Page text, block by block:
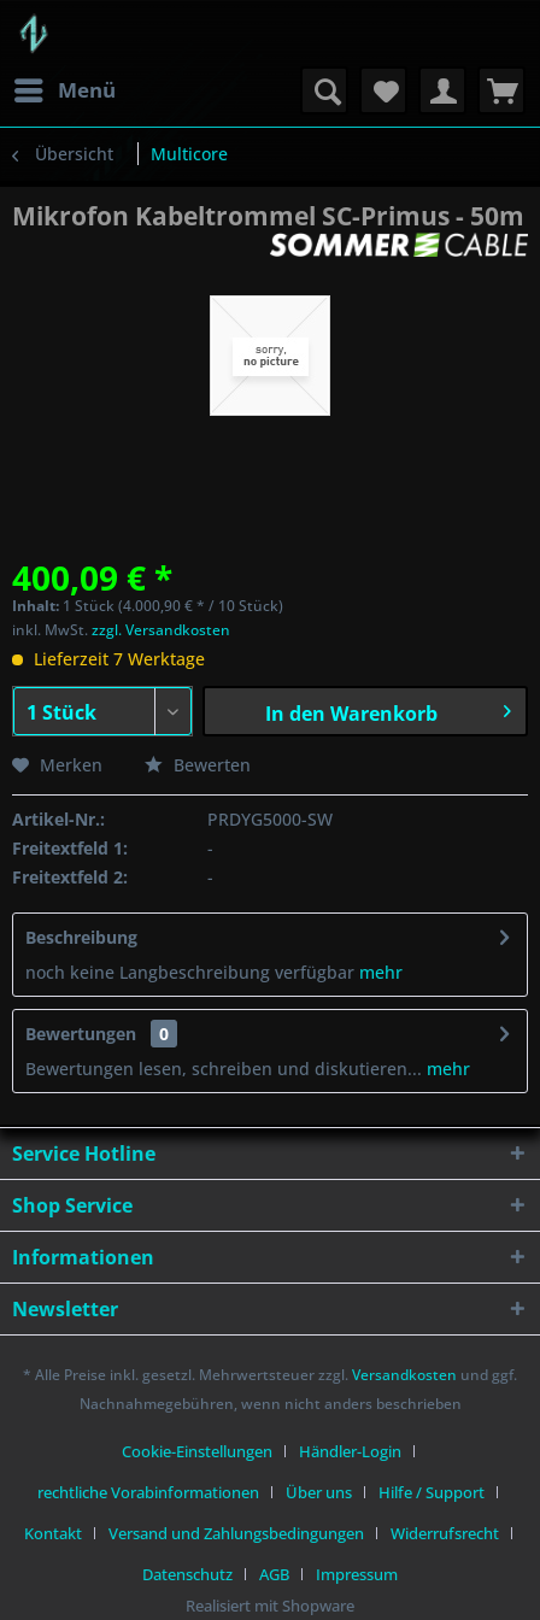
Menü
Übersicht Multicore
Mikrofon Kabeltrommel SC-Primus - 50m
400,09 € *
Inhalt: 1 Stück (4.000,90 € * / 10 Stück)
inkl. MwSt.zzgl. Versandkosten
Lieferzeit 7 Werktage
In den Warenkorb
Merken Bewerten
Artikel-Nr.:
PRDYG5000-SW
Freitextfeld 1:
-
Freitextfeld 2:
-
Beschreibung
noch keine Langbeschreibung verfügbar mehr
Bewertungen
0
Bewertungen lesen, schreiben und diskutieren... mehr
Service Hotline
Shop Service
Informationen
Newsletter
* Alle Preise inkl. gesetzl. Mehrwertsteuer zzgl. Versandkosten und ggf.
Nachnahmegebühren, wenn nicht anders beschrieben
Cookie-Einstellungen
Händler-Login
rechtliche Vorabinformationen
Über uns
Hilfe / Support
Kontakt
Versand und Zahlungsbedingungen
Widerrufsrecht
Datenschutz
AGB
Impressum
Realisiert mit Shopware